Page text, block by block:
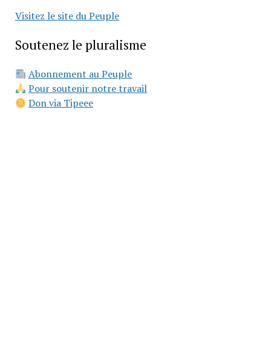
Visitez le site du Peuple
Soutenez le pluralisme
Abonnement au Peuple
Pour soutenir notre travail
Don via Tipeee